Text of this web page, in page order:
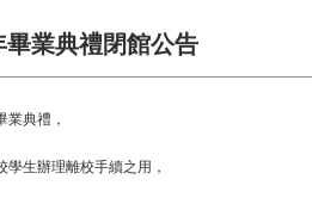
畢業典禮閉館公告
業典禮，
學生辦理離校手續之用，